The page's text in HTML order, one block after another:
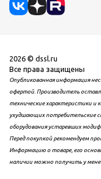
2026 © dssl.ru
Все права защищены
Опубликованная информация
офертой. Производитель
технические характеристики и
ухудшающих потребительские
оборудования устаревших
Перед покупкой рекомендуем
Информацию о товаре, его
наличии можно получить у